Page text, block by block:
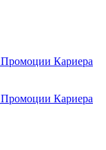
Промоции Кариера
Промоции Кариера